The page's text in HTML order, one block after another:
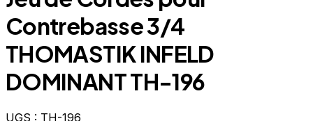
Contrebasse 3/4
THOMASTIK INFELD
DOMINANT TH-196
UGS : TH-196